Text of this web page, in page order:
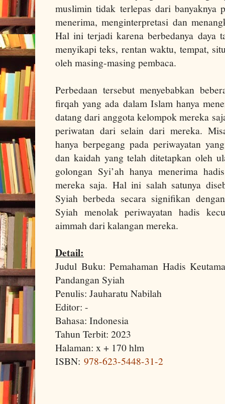
muslimin tidak terlepas dari banyaknya
menerima, menginterpretasi dan
Hal ini terjadi karena berbedanya daya
menyikapi teks, rentan waktu, tempat,
oleh masing-masing pembaca.
Perbedaan tersebut menyebabkan
firqah yang ada dalam Islam hanya
datang dari anggota kelompok mereka
periwatan dari selain dari mereka.
hanya berpegang pada periwayatan
dan kaidah yang telah ditetapkan oleh
golongan Syi’ah hanya menerima
mereka saja. Hal ini salah satunya
Syiah berbeda secara signifikan
Syiah menolak periwayatan hadis
aimmah dari kalangan mereka.
Detail:
Judul Buku: Pemahaman Hadis
Pandangan Syiah
Penulis: Jauharatu Nabilah
Editor: -
Bahasa: Indonesia
Tahun Terbit: 2023
Halaman: x + 170 hlm
ISBN: 978-623-5448-31-2